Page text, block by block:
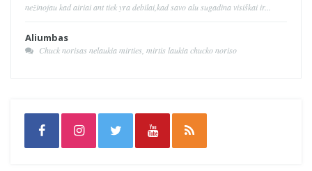
nežinojau kad airiai ant tiek yra debilai,kad savo alu sugadina visiškai ir...
Aliumbas
Chuck norisas nelaukia mirties, mirtis laukia chucko noriso